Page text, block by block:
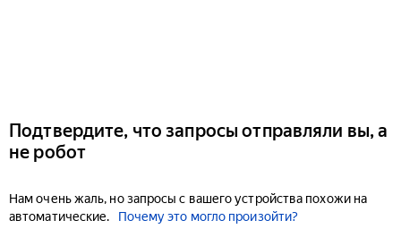
Подтвердите, что запросы отправляли вы, а
не робот
Нам очень жаль, но запросы с вашего устройства похожи на
автоматические.
Почему это могло произойти?